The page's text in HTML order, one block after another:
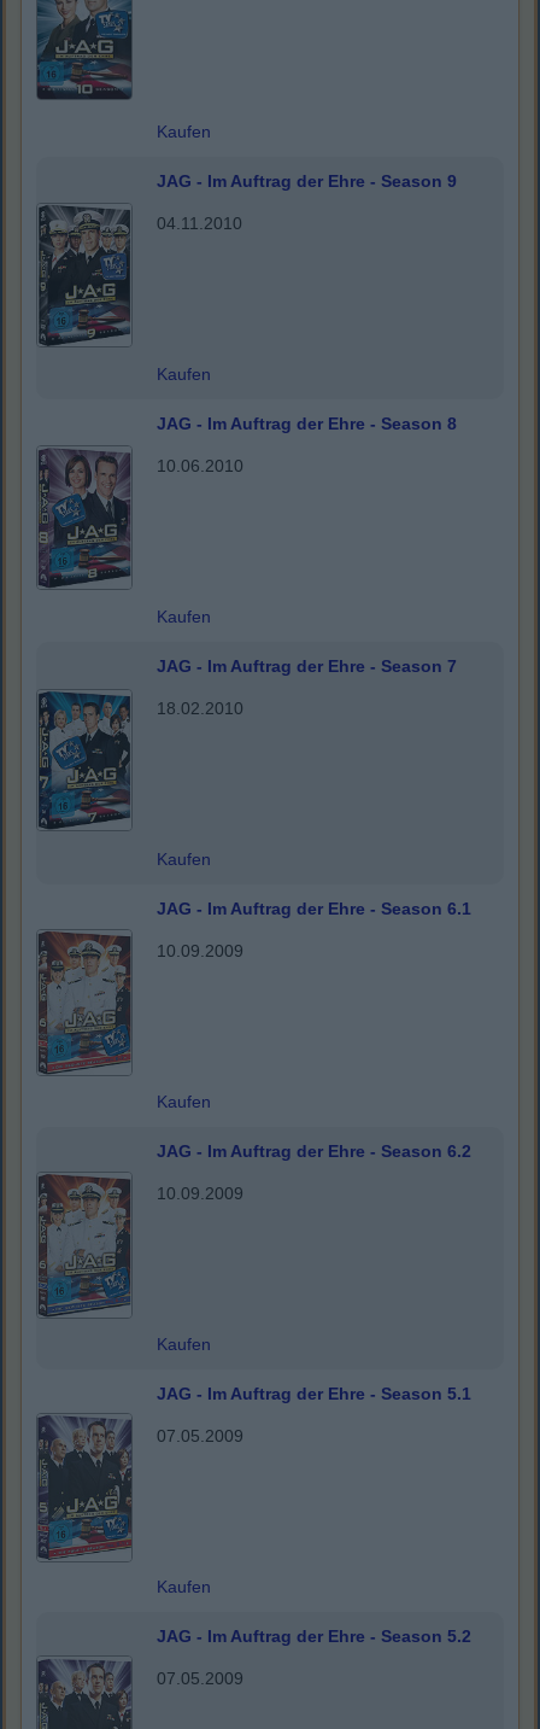
Kaufen
JAG - Im Auftrag der Ehre - Season 9
04.11.2010
Kaufen
JAG - Im Auftrag der Ehre - Season 8
10.06.2010
Kaufen
JAG - Im Auftrag der Ehre - Season 7
18.02.2010
Kaufen
JAG - Im Auftrag der Ehre - Season 6.1
10.09.2009
Kaufen
JAG - Im Auftrag der Ehre - Season 6.2
10.09.2009
Kaufen
JAG - Im Auftrag der Ehre - Season 5.1
07.05.2009
Kaufen
JAG - Im Auftrag der Ehre - Season 5.2
07.05.2009